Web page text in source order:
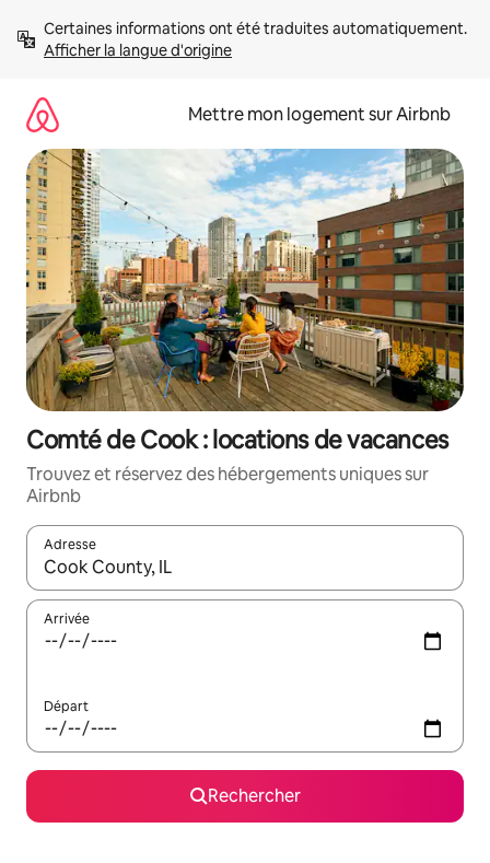
directement
Afficher la langue d'origine
Mettre mon logement sur Airbnb
Comté de Cook : locations de vacances
Trouvez et réservez des hébergements uniques sur
Airbnb
Adresse
Lorsque les résultats s'affichent, utilisez les flèches vers le
Arrivée
Départ
Rechercher